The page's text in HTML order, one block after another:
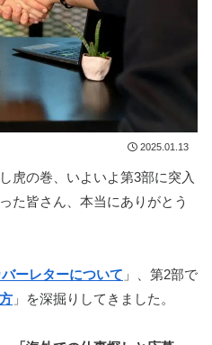
2025.01.13
虎の巻、いよいよ第3部に突入
た皆さん、本当にありがとう
ーレターについて 」、第2部で
」を深掘りしてきました。